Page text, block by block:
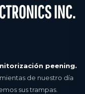
INC.
peening.
de nuestro día
sus trampas.